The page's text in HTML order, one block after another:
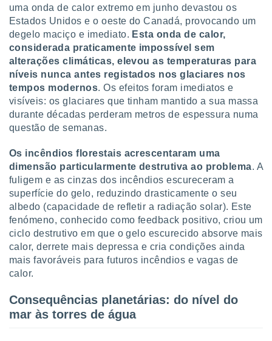
de
1199
uma onda de calor extremo em junho devastou os
Estados Unidos e o oeste do Canadá, provocando um
degelo maciço e imediato. Esta onda de calor,
considerada praticamente impossível sem
alterações climáticas, elevou as temperaturas para
níveis nunca antes registados nos glaciares nos
tempos modernos. Os efeitos foram imediatos e
visíveis: os glaciares que tinham mantido a sua massa
durante décadas perderam metros de espessura numa
questão de semanas.
Os incêndios florestais acrescentaram uma
dimensão particularmente destrutiva ao problema. A
fuligem e as cinzas dos incêndios escureceram a
superfície do gelo, reduzindo drasticamente o seu
albedo (capacidade de refletir a radiação solar). Este
fenómeno, conhecido como feedback positivo, criou um
ciclo destrutivo em que o gelo escurecido absorve mais
calor, derrete mais depressa e cria condições ainda
mais favoráveis para futuros incêndios e vagas de
calor.
Consequências planetárias: do nível do
mar às torres de água